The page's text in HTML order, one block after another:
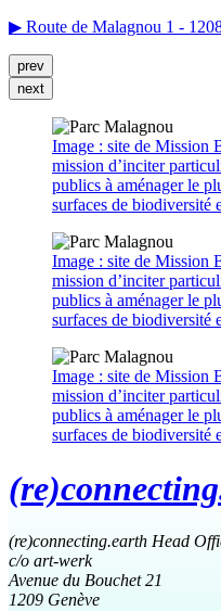
▶ Route de Malagnou 1 -
prev
next
Image : site de Mission
mission d’inciter
publics à aménager le
surfaces de biodiversité
Image : site de Mission
mission d’inciter
publics à aménager le
surfaces de biodiversité
Image : site de Mission
mission d’inciter
publics à aménager le
surfaces de biodiversité
(re)connecting.earth Head
c/o art-werk
Avenue du Bouchet 21
1209 Genève